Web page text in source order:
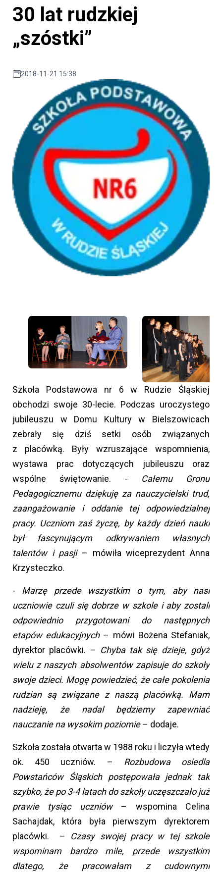
30 lat rudzkiej
„szóstki”
2018-11-21 15:38
Szkoła Podstawowa nr 6 w Rudzie Śląskiej
obchodzi swoje 30-lecie. Podczas uroczystego
jubileuszu w Domu Kultury w Bielszowicach
zebrały się dziś setki osób związanych
z placówką. Były wzruszające wspomnienia,
wystawa prac dotyczących jubileuszu oraz
wspólne świętowanie. - Całemu Gronu
Pedagogicznemu dziękuję za nauczycielski trud,
zaangażowanie i oddanie tej odpowiedzialnej
pracy. Uczniom zaś życzę, by każdy dzień nauki
był fascynującym odkrywaniem własnych
talentów i pasji – mówiła wiceprezydent Anna
Krzysteczko.
- Marzę przede wszystkim o tym, aby nasi
uczniowie czuli się dobrze w szkole i aby zostali
odpowiednio przygotowani do następnych
etapów edukacyjnych– mówi Bożena Stefaniak,
dyrektor placówki. – Chyba tak się dzieje, gdyż
wielu z naszych absolwentów zapisuje do szkoły
swoje dzieci. Mogę powiedzieć, że całe pokolenia
rudzian są związane z naszą placówką. Mam
nadzieję, że nadal będziemy zapewniać
nauczanie na wysokim poziomie– dodaje.
Szkoła została otwarta w 1988 roku i liczyła wtedy
ok. 450 uczniów. – Rozbudowa osiedla
Powstańców Śląskich postępowała jednak tak
szybko, że po 3-4 latach do szkoły uczęszczało już
prawie tysiąc uczniów– wspomina Celina
Sachajdak, która była pierwszym dyrektorem
placówki. – Czasy swojej pracy w tej szkole
wspominam bardzo mile, przede wszystkim
dlatego, że pracowałam z cudownymi